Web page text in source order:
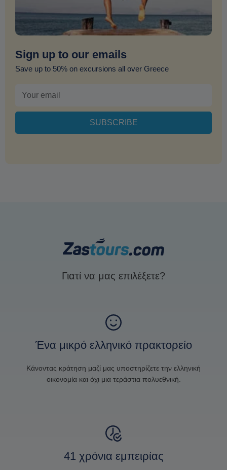
Sign up to our emails
Save up to 50% on excursions all over Greece
Γιατί να μας επιλέξετε?
Ένα μικρό ελληνικό πρακτορείο
Κάνοντας κράτηση μαζί μας υποστηρίζετε την ελληνική
οικονομία και όχι μια τεράστια πολυεθνική.
41 χρόνια εμπειρίας